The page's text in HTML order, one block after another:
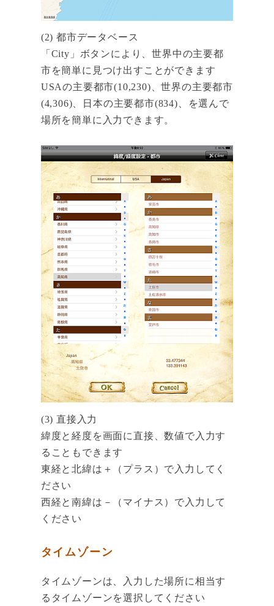
(2) 都市データベース
「City」ボタンにより、世界中の主要都
市を簡単に見つけ出すことができます
USAの主要都市(10,230)、世界の主要都市
(4,306)、日本の主要都市(834)、を選んで
場所を簡単に入力できます。
(3) 直接入力
緯度と経度を画面に直接、数値で入力す
ることもできます
東経と北緯は＋（プラス）で入力してく
ださい
西経と南緯は－（マイナス）で入力して
ください
タイムゾーン
タイムゾーンは、入力した場所に相当す
るタイムゾーンを選択してください